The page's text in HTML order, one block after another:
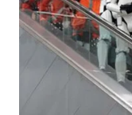
WAHANANEWS
NET
WAHANA
SPORT